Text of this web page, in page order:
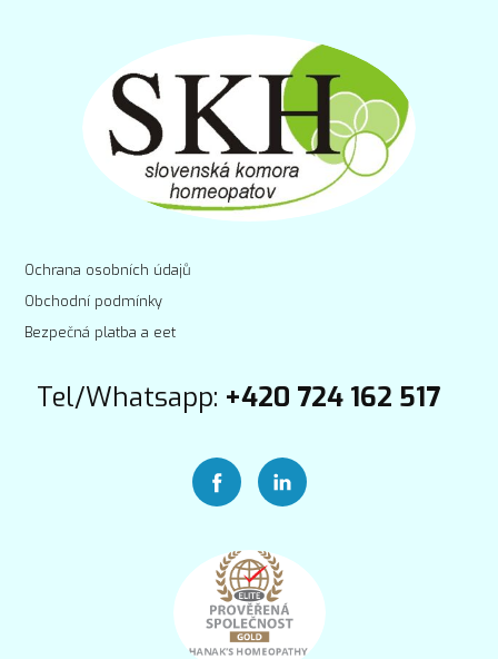
Ochrana osobních údajů
Obchodní podmínky
Bezpečná platba a eet
Tel/Whatsapp: +420 724 162 517